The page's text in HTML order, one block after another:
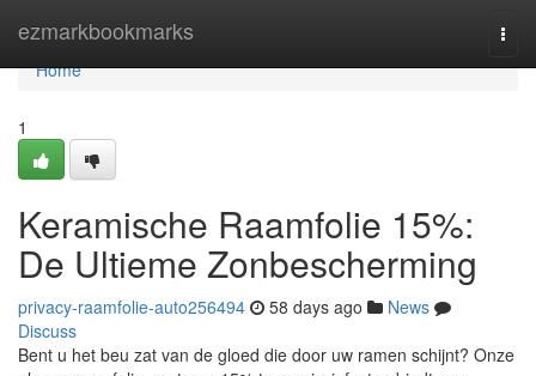
ezmarkbookmarks
Home
Home
1
Keramische Raamfolie 15%:
De Ultieme Zonbescherming
privacy-raamfolie-auto256494 58 days ago
News
Discuss
Bent u het beu zat van de gloed die door uw ramen schijnt? Onze